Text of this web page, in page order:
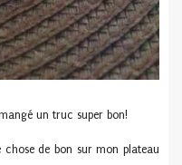
un truc super bon!
de bon sur mon plateau